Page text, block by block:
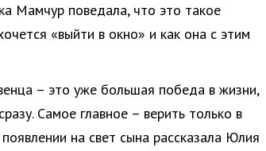
Мамчур поведала, что это такое
«выйти в окно» и как она с этим
– это уже большая победа в жизни,
Самое главное – верить только в
на свет сына рассказала Юлия